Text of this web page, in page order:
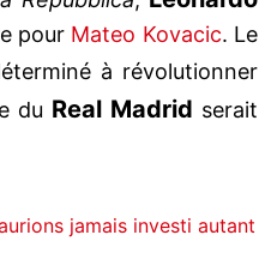
pour Mateo Kovacic. Le
à révolutionner
du Real Madrid serait
jamais investi autant